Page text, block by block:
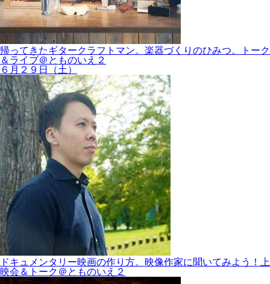
帰ってきたギタークラフトマン。楽器づくりのひみつ。トーク
＆ライブ＠とものいえ２
６月２９日（土）
ドキュメンタリー映画の作り方。映像作家に聞いてみよう！上
映会＆トーク＠とものいえ２